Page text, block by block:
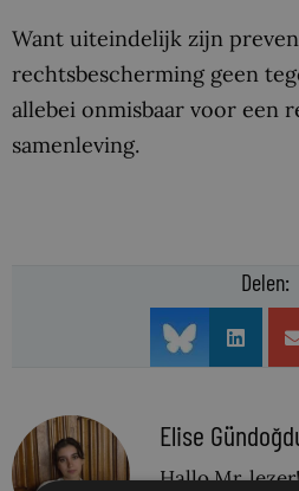
Want uiteindelijk zijn
rechtsbescherming geen
allebei onmisbaar voor een
samenleving.
Delen:
Elise
Hallo Mr.